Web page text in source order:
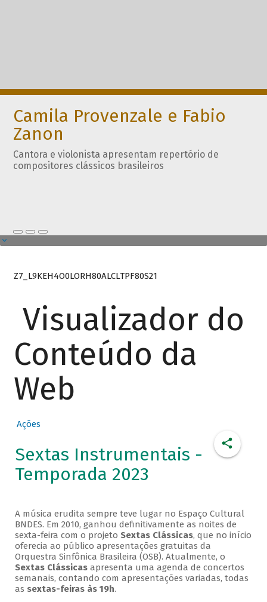
Camila Provenzale e Fabio
Zanon
Cantora e violonista apresentam repertório de
compositores clássicos brasileiros
Z7_L9KEH4O0LORH80ALCLTPF80S21
Visualizador do
Conteúdo da
Web
Ações
Sextas Instrumentais -
Temporada 2023
A música erudita sempre teve lugar no Espaço Cultural
BNDES. Em 2010, ganhou definitivamente as noites de
sexta-feira com o projeto Sextas Clássicas, que no início
oferecia ao público apresentações gratuitas da
Orquestra Sinfônica Brasileira (OSB). Atualmente, o
Sextas Clássicasapresenta uma agenda de concertos
semanais, contando com apresentações variadas, todas
as sextas-feiras às 19h.